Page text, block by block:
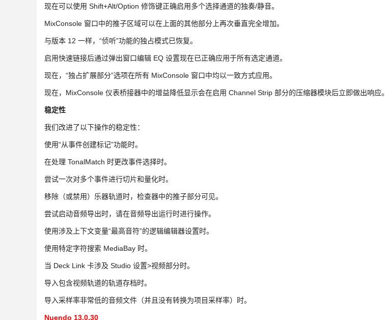
现在可以使用 Shift+Alt/Option 修饰键正确启用多个选择通道的独奏/静音。
MixConsole 窗口中的推子区域可以在上面的其他部分上再次垂直完全增加。
与版本 12 一样，“侦听”功能的独占模式已恢复。
启用快速链接后通过弹出窗口编辑 EQ 设置现在已正确应用于所有选定通道。
现在，“独占扩展部分”选项在所有 MixConsole 窗口中均以一致方式应用。
现在，MixConsole 仪表桥接器中的增益降低显示会在启用 Channel Strip 部分的压缩器模块后立即做出响应。
稳定性
我们改进了以下操作的稳定性：
使用“从事件创建标记”功能时。
在处理 TonalMatch 时更改事件选择时。
尝试一次对多个事件进行切片和量化时。
移除（或禁用）乐器轨道时，检查器中的推子部分可见。
尝试启动音频导出时，请在音频导出运行时进行操作。
使用涉及上下文变量“最高音符”的逻辑编辑器设置时。
使用特定字符搜索 MediaBay 时。
当 Deck Link 卡涉及 Studio 设置>视频部分时。
导入包含视频轨道的轨道存档时。
导入采样率非常低的音频文件（并且没有转换为项目采样率）时。
Nuendo 13.0.30